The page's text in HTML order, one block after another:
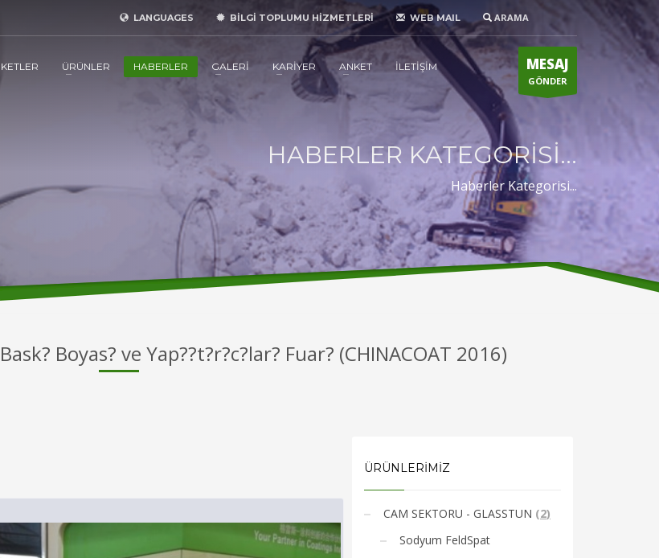
ARAMA
WEB MAIL
BİLGİ TOPLUMU HİZMETLERİ
LANGUAGES
ÜRÜNLER HABERLER GALERİ KARİYER ANKET İLETİŞİM MESAJ
GÖNDER
HABERLER KATEGORİSİ...
Haberler Kategorisi...
Boyas? ve Yap??t?r?c?lar? Fuar? (CHINACOAT 2016)
ÜRÜNLERİMİZ
CAM SEKTORU - GLASSTUN (2)
Sodyum FeldSpat